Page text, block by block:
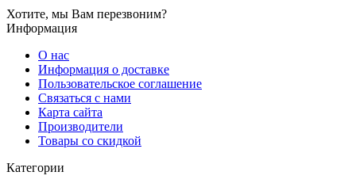
Хотите, мы Вам перезвоним?
Информация
О нас
Информация о доставке
Пользовательское соглашение
Связаться с нами
Карта сайта
Производители
Товары со скидкой
Категории